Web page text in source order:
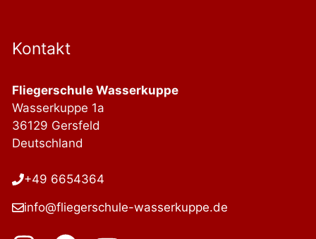
Kontakt
Fliegerschule Wasserkuppe
Wasserkuppe 1a
36129 Gersfeld
Deutschland
+49 6654364
info@fliegerschule-wasserkuppe.de